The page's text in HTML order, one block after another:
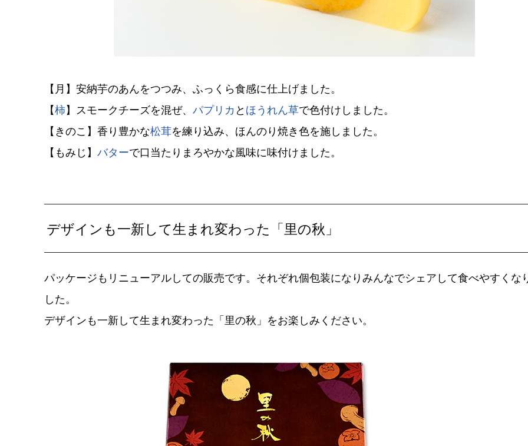
【月】安納芋のあんをつつみ、ふっくら食感に仕上げました。
【柿】スモークチーズを混ぜ、 パプリカ と ほうれん草で色付けしました。
【きのこ】香り豊かな松茸を練り込み、ほんのり焼き色を施しました。
【もみじ】 バターで口当たりまろやかな風味に味付けました。
デザインも一新して生まれ変わった「里の秋」
パッケージもリニューアルしての販売です。それぞれ個包装になりみんなでシェアして食べやすくな
した。
デザインも一新して生まれ変わった「里の秋」をお楽しみください。